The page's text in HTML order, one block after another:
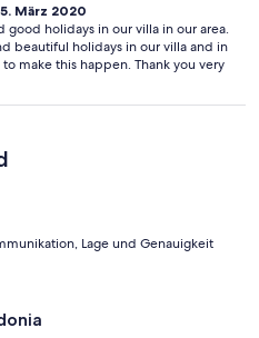
for that urgent cup of
is ideal - 2 mins frm the
anywhere - like a bath on some
is quickly rplaced by acres of
Bay under the mountains -
each day) a mile away and
A really special and
it!
März 2020
good holidays in our villa in our area.
beautiful holidays in our villa and in
make this happen. Thank you very
Lage und Genauigkeit